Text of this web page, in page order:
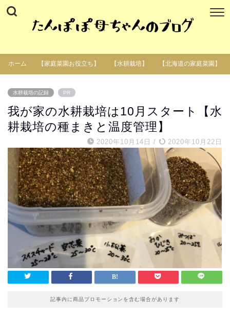
ホーム 【家庭菜園お役立ち】 【水耕栽培】 【北海道の家庭菜園】
水耕栽培の記録 PR
我が家の水耕栽培は10月スタート【水
耕栽培の種まきと温度管理】
2020年10月14日 / 2020年10月22日
記事内に商品プロモーションを含む場合があります